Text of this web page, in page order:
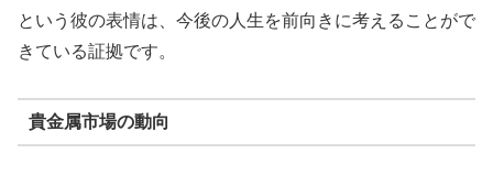
という彼の表情は、今後の人生を前向きに考えることがで
きている証拠です。
貴金属市場の動向